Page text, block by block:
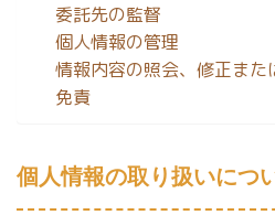
委託先の監督
個人情報の管理
情報内容の照会、修正また
免責
個人情報の取り扱いにつ